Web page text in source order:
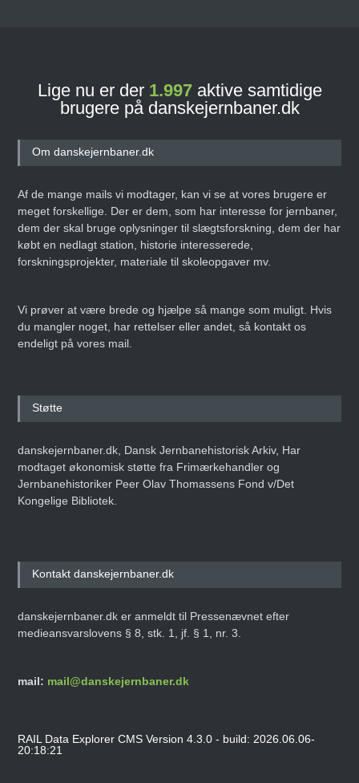
Lige nu er der 1.997aktive samtidige
brugere på danskejernbaner.dk
Om danskejernbaner.dk
Af de mange mails vi modtager, kan vi se at vores brugere er
meget forskellige. Der er dem, som har interesse for jernbaner,
dem der skal bruge oplysninger til slægtsforskning, dem der har
købt en nedlagt station, historie interesserede,
forskningsprojekter, materiale til skoleopgaver mv.
Vi prøver at være brede og hjælpe så mange som muligt. Hvis
du mangler noget, har rettelser eller andet, så kontakt os
endeligt på vores mail.
Støtte
danskejernbaner.dk, Dansk Jernbanehistorisk Arkiv, Har
modtaget økonomisk støtte fra Frimærkehandler og
Jernbanehistoriker Peer Olav Thomassens Fond v/Det
Kongelige Bibliotek.
Kontakt danskejernbaner.dk
danskejernbaner.dk er anmeldt til Pressenævnet efter
medieansvarslovens § 8, stk. 1, jf. § 1, nr. 3.
mail: mail@danskejernbaner.dk
RAIL Data Explorer CMS Version 4.3.0 - build: 2026.06.06-
20:18:21